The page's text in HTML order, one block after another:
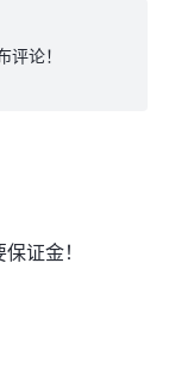
评论！
证金！